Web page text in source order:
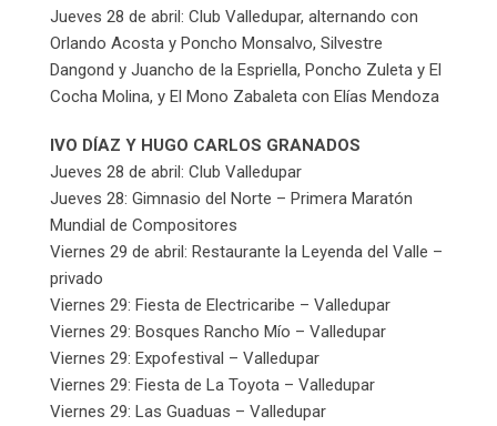
Jueves 28 de abril: Club Valledupar, alternando con
Orlando Acosta y Poncho Monsalvo, Silvestre
Dangond y Juancho de la Espriella, Poncho Zuleta y El
Cocha Molina, y El Mono Zabaleta con Elías Mendoza
IVO DÍAZ Y HUGO CARLOS GRANADOS
Jueves 28 de abril: Club Valledupar
Jueves 28: Gimnasio del Norte – Primera Maratón
Mundial de Compositores
Viernes 29 de abril: Restaurante la Leyenda del Valle –
privado
Viernes 29: Fiesta de Electricaribe – Valledupar
Viernes 29: Bosques Rancho Mío – Valledupar
Viernes 29: Expofestival – Valledupar
Viernes 29: Fiesta de La Toyota – Valledupar
Viernes 29: Las Guaduas – Valledupar